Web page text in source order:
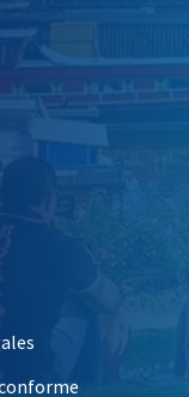
, Ouvre une nouvelle
Ouvre une nouvelle